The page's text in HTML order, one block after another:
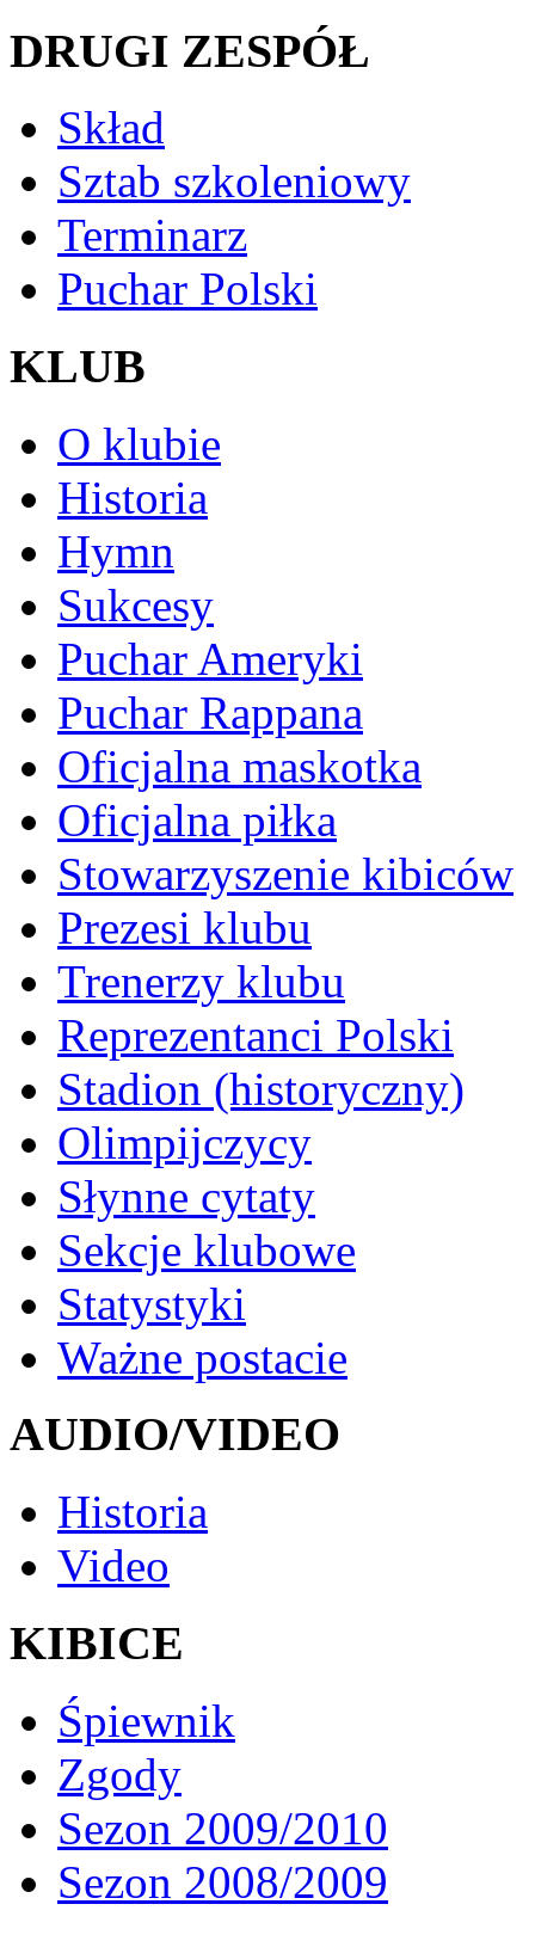
DRUGI ZESPÓŁ
Skład
Sztab szkoleniowy
Terminarz
Puchar Polski
KLUB
O klubie
Historia
Hymn
Sukcesy
Puchar Ameryki
Puchar Rappana
Oficjalna maskotka
Oficjalna piłka
Stowarzyszenie kibiców
Prezesi klubu
Trenerzy klubu
Reprezentanci Polski
Stadion (historyczny)
Olimpijczycy
Słynne cytaty
Sekcje klubowe
Statystyki
Ważne postacie
AUDIO/VIDEO
Historia
Video
KIBICE
Śpiewnik
Zgody
Sezon 2009/2010
Sezon 2008/2009